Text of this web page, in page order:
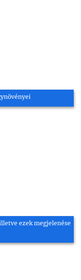
ezek megjelenése